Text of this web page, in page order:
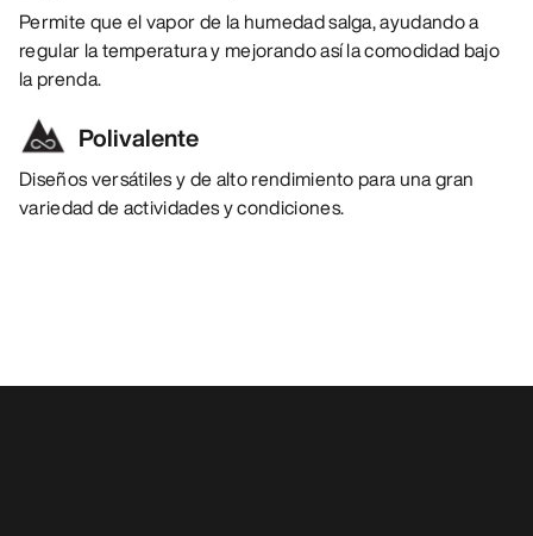
Permite que el vapor de la humedad salga, ayudando a
regular la temperatura y mejorando así la comodidad bajo
la prenda.
Polivalente
Diseños versátiles y de alto rendimiento para una gran
variedad de actividades y condiciones.